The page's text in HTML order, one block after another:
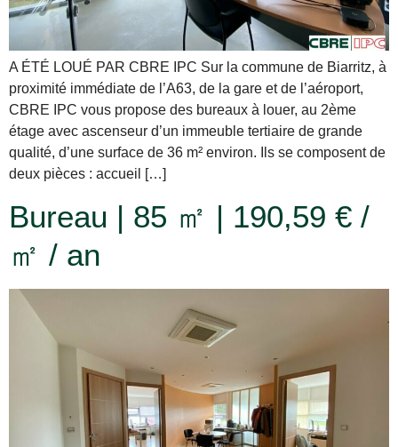
A ÉTÉ LOUÉ PAR CBRE IPC Sur la commune de Biarritz, à
proximité immédiate de l’A63, de la gare et de l’aéroport,
CBRE IPC vous propose des bureaux à louer, au 2ème
étage avec ascenseur d’un immeuble tertiaire de grande
qualité, d’une surface de 36 m² environ. Ils se composent de
deux pièces : accueil […]
Bureau | 85 ㎡ | 190,59 € /
㎡ / an